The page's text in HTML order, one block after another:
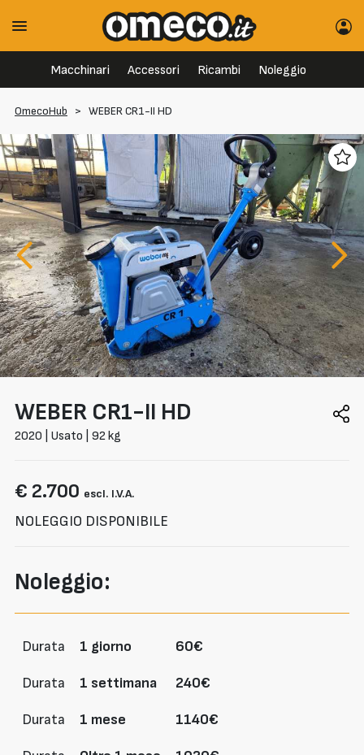
Macchinari Accessori Ricambi Noleggio
OmecoHub > WEBER CR1-II HD
WEBER CR1-II HD
2020 | Usato | 92 kg
€ 2.700 escl. I.V.A.
NOLEGGIO DISPONIBILE
Noleggio:
Durata 1 giorno 60€
Durata 1 settimana 240€
Durata 1 mese 1140€